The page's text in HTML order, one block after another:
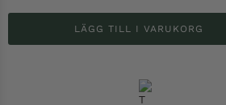
LÄGG TILL I VARUKORG